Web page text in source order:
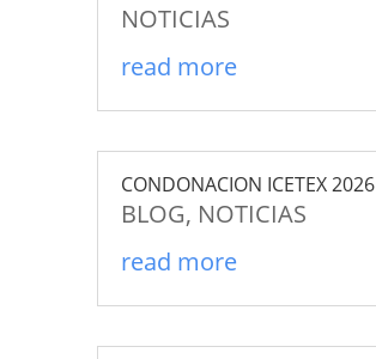
NOTICIAS
read more
CONDONACION ICETEX 2026
BLOG, NOTICIAS
read more